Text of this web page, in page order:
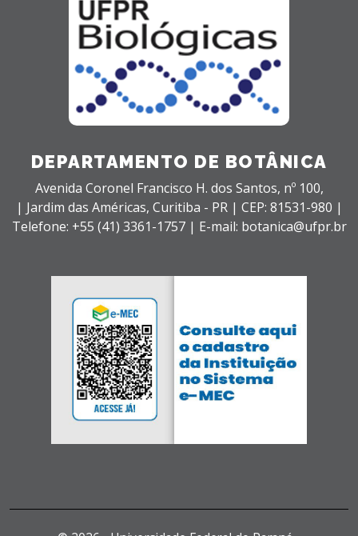
DEPARTAMENTO DE BOTÂNICA
Avenida Coronel Francisco H. dos Santos, nº 100,
| Jardim das Américas, Curitiba - PR | CEP: 81531-980 |
Telefone: +55 (41) 3361-1757 | E-mail: botanica@ufpr.br